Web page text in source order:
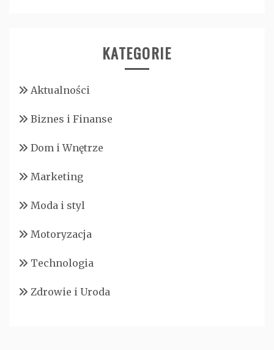
KATEGORIE
Aktualności
Biznes i Finanse
Dom i Wnętrze
Marketing
Moda i styl
Motoryzacja
Technologia
Zdrowie i Uroda